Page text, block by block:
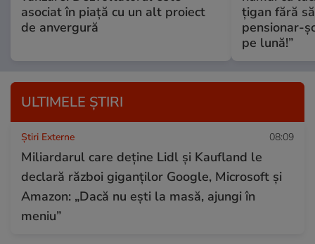
asociat în piață cu un alt proiect
de anvergură
țigan fără
pensionar-
pe lună!”
ULTIMELE ȘTIRI
Știri Externe 08:09
Miliardarul care deține Lidl și Kaufland le
declară război giganților Google, Microsoft și
Amazon: „Dacă nu ești la masă, ajungi în
meniu”